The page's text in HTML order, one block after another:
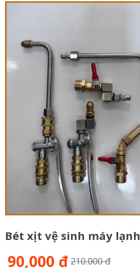
Bét xịt vệ sinh máy lạnh
90,000 đ 210.000 đ